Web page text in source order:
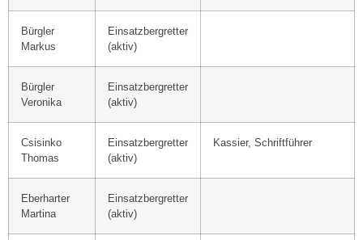
Bürgler
Markus
Einsatzbergretter
(aktiv)
Bürgler
Veronika
Einsatzbergretter
(aktiv)
Csisinko
Thomas
Einsatzbergretter
(aktiv)
Kassier, Schriftführer
Eberharter
Martina
Einsatzbergretter
(aktiv)